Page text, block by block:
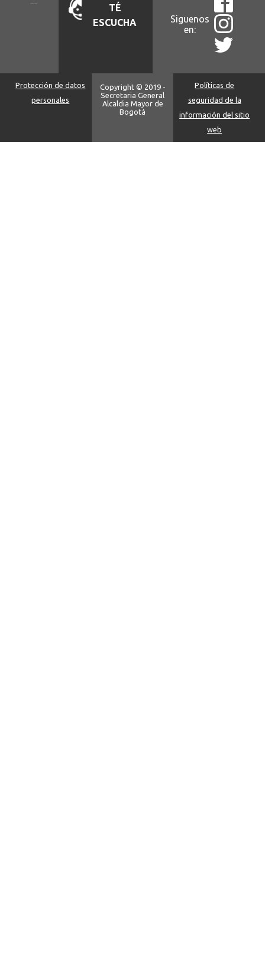
TÉ
ESCUCHA
Siguenos
en:
Protección de datos
personales
Copyright © 2019 -
Secretaria General
Alcaldia Mayor de
Bogotá
Políticas de
seguridad de la
información del sitio
web